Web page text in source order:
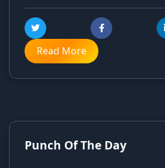
Read More
Punch Of The Day